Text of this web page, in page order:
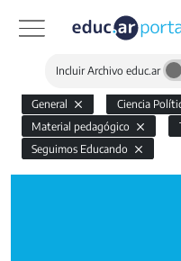
Incluir Archivo educ.ar
General Ciencia
Material pedagógico
Seguimos Educando